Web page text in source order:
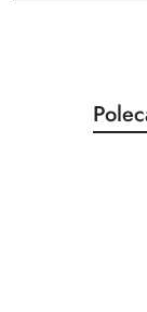
Pomiń
o